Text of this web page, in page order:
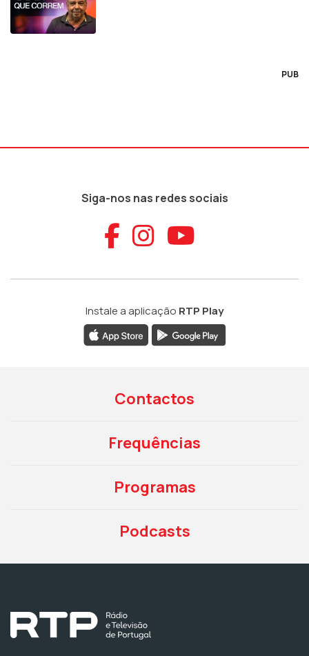
PUB
Siga-nos nas redes sociais
Aceder ao
Aceder ao
Aceder
Instale a aplicação RTP Play
Contactos
Frequências
Programas
Podcasts